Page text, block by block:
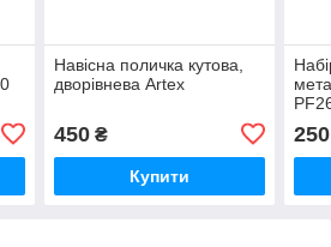
Навісна поличка кутова,
дворівнева Artex
450₴
Купити
250